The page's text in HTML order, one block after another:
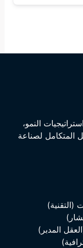
استراتيجيات النمو،
المتكامل لصناعة
(التقنية)
المدبر)